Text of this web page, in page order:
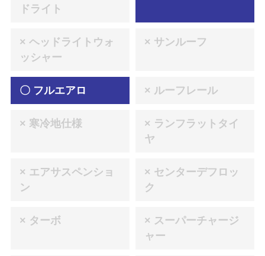
ドライト
× ヘッドライトウォ
ッシャー
× サンルーフ
〇 フルエアロ × ルーフレール
× 寒冷地仕様
× ランフラットタイ
ヤ
× エアサスペンショ
ン
× センターデフロッ
ク
× ターボ
× スーパーチャージ
ャー